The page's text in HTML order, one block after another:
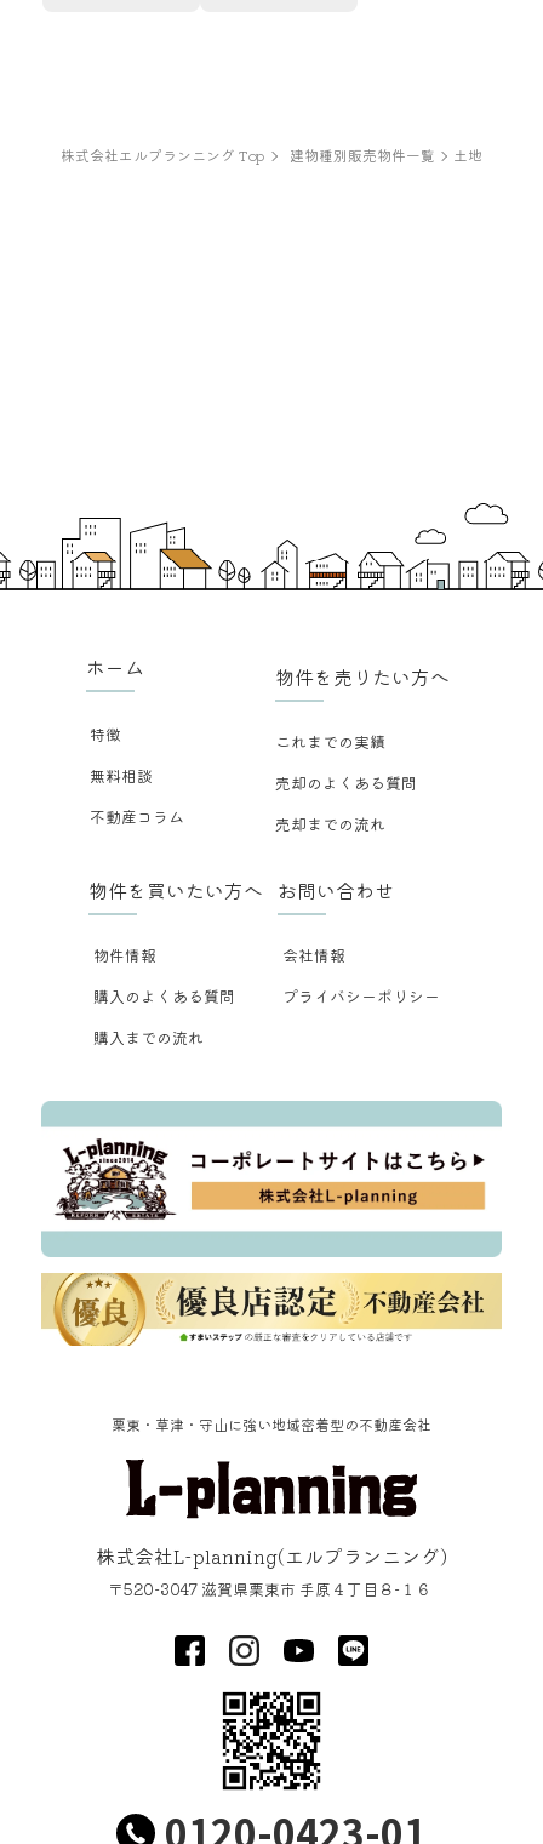
株式会社エルプランニング Top 建物種別販売物件一覧 土地
ホーム
特徴
無料相談
不動産コラム
物件を売りたい方へ
これまでの実績
売却のよくある質問
売却までの流れ
物件を買いたい方へ
物件情報
購入のよくある質問
購入までの流れ
お問い合わせ
会社情報
プライバシーポリシー
栗東・草津・守山に強い地域密着型の不動産会社
株式会社L-planning(エルプランニング)
〒520-3047 滋賀県栗東市 手原４丁目８−１６
0120-0423-01